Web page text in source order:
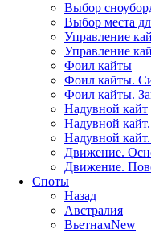
Выбор
Выбор места
Управление
Управление
Фоил кайты
Фоил кайты.
Фоил кайты.
Надувной кайт
Надувной
Надувной кайт.
Движение.
Движение.
Споты
Назад
Австралия
ВьетнамNew